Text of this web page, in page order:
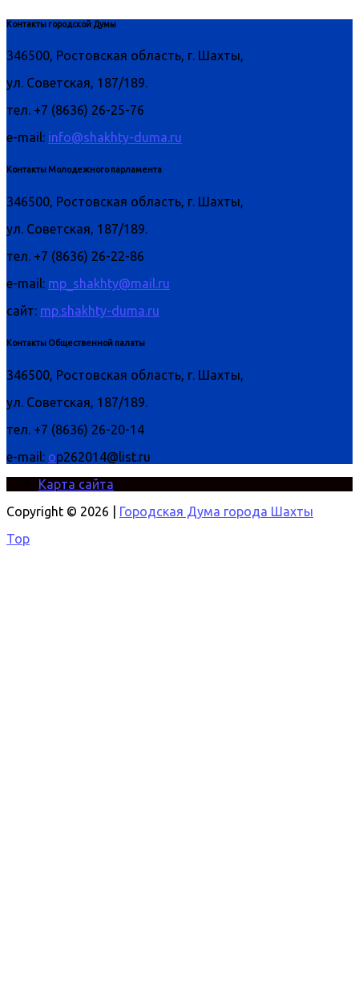
Контакты городской Думы
346500, Ростовская область, г. Шахты,
ул. Советская, 187/189.
тел. +7 (8636) 26-25-76
e-mail: info@shakhty-duma.ru
Контакты Молодежного парламента
346500, Ростовская область, г. Шахты,
ул. Советская, 187/189.
тел. +7 (8636) 26-22-86
e-mail: mp_shakhty@mail.ru
сайт: mp.shakhty-duma.ru
Контакты Общественной палаты
346500, Ростовская область, г. Шахты,
ул. Советская, 187/189.
тел. +7 (8636) 26-20-14
e-mail: op262014@list.ru
Карта сайта
Copyright © 2026 |
Городская Дума города Шахты
Top